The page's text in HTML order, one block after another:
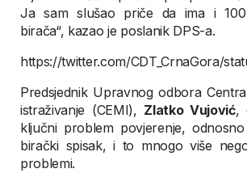
Ja sam slušao priče da ima i
birača“, kazao je poslanik DPS-a.
https://twitter.com/CDT_CrnaGora/
Predsjednik Upravnog odbora
istraživanje (CEMI), Zlatko Vujović,
ključni problem povjerenje,
birački spisak, i to mnogo više
problemi.